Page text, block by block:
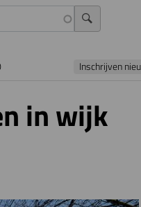
Inschrijven
in wijk